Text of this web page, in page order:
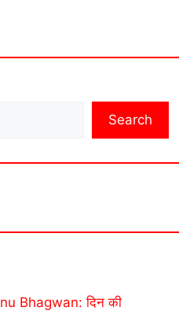
Search
Bhagwan: दिन की